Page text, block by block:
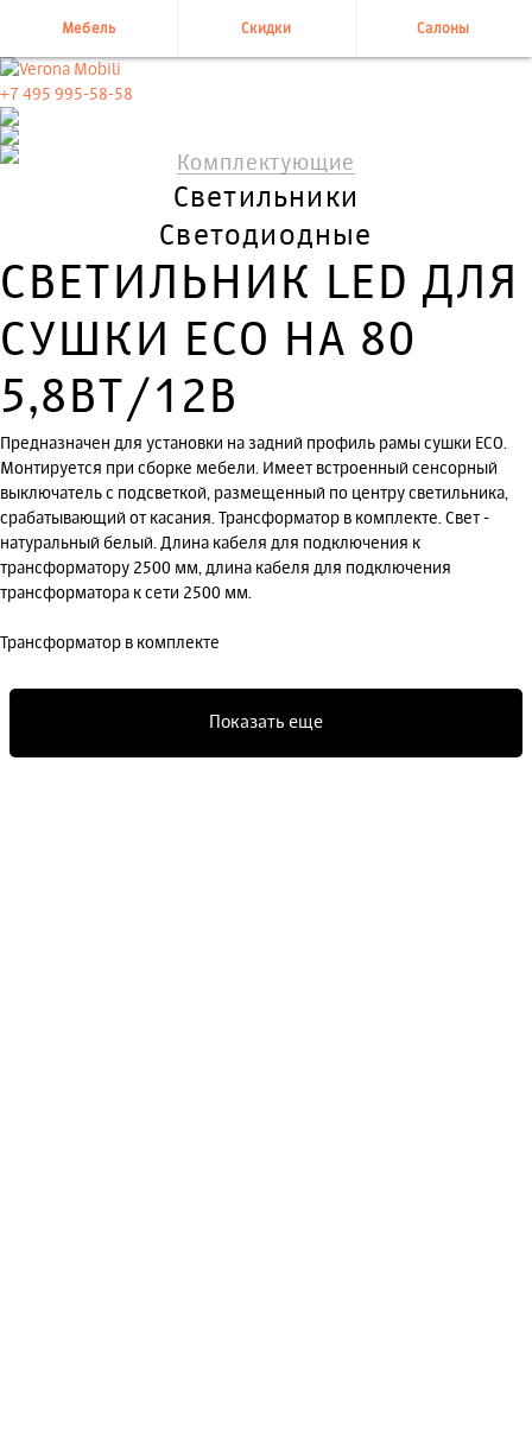
Мебель Скидки Салоны
+7 495 995-58-58
Комплектующие
Светильники
Светодиодные
СВЕТИЛЬНИК LED ДЛЯ
СУШКИ ECO НА 80
5,8ВТ/12В
Предназначен для установки на задний профиль рамы сушки ECO.
Монтируется при сборке мебели. Имеет встроенный сенсорный
выключатель с подсветкой, размещенный по центру светильника,
срабатывающий от касания. Трансформатор в комплекте. Свет -
натуральный белый. Длина кабеля для подключения к
трансформатору 2500 мм, длина кабеля для подключения
трансформатора к сети 2500 мм.
Трансформатор в комплекте
Показать еще